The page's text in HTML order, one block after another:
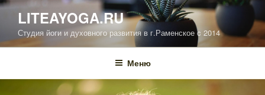
Перейти
содержимому
LITEAYOGA.RU
Студия йоги и духовного развития в г.Раменское c 2014
Меню